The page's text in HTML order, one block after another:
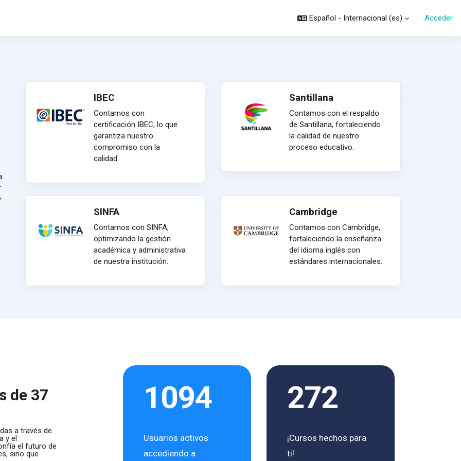
Español - Internacional ‎(es)‎ Acceder
IBEC
Contamos con
certificación IBEC, lo que
garantiza nuestro
compromiso con la
calidad.
Santillana
Contamos con el respaldo
de Santillana, fortaleciendo
la calidad de nuestro
proceso educativo.
SINFA
Contamos con SINFA,
optimizando la gestión
académica y administrativa
de nuestra institución.
Cambridge
Contamos con Cambridge,
fortaleciendo la enseñanza
del idioma inglés con
estándares internacionales.
de 37
a través de
y el
el futuro de
sino que
1094
Usuarios activos
accediendo a
272
¡Cursos hechos para
ti!